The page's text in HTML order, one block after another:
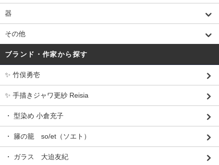
器
その他
ブランド・作家から探す
✨ 竹俣勇壱
✨ 手描きジャワ更紗 Reisia
・ 型染め 小倉充子
・ 籐の籠 so/et（ソエト）
・ ガラス 大迫友紀